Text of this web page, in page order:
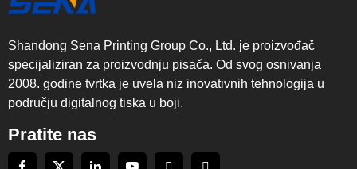
Shandong Sena Printing Group Co., Ltd. je proizvođač
specijaliziran za proizvodnju pisača. Od svog osnivanja
2008. godine tvrtka je uvela niz inovativnih tehnologija u
području digitalnog tiska u boji.
Pratite nas